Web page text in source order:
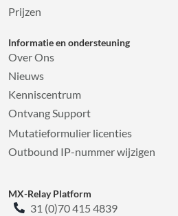
Prijzen
Informatie en ondersteuning
Over Ons
Nieuws
Kenniscentrum
Ontvang Support
Mutatieformulier licenties
Outbound IP-nummer wijzigen
MX-Relay Platform
31 (0)70 415 4839